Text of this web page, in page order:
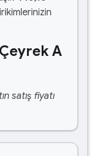
A
satış fiyatı